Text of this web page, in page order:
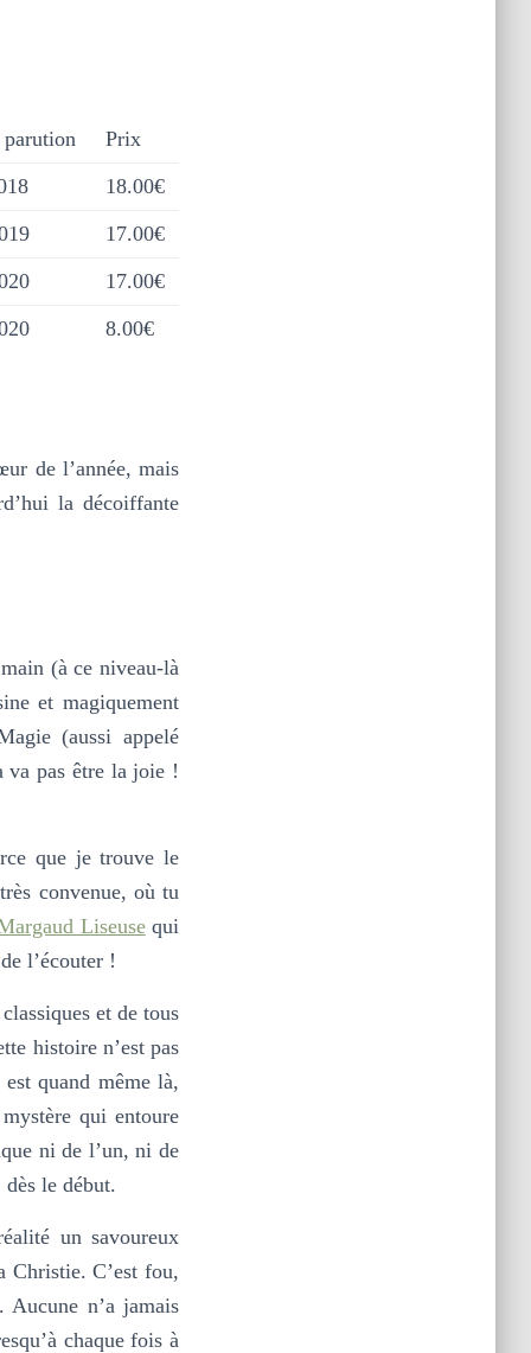
parution
Prix
18.00€
17.00€
17.00€
8.00€
de l’année, mais
la décoiffante
(à ce niveau-là
et magiquement
(aussi appelé
va pas être la joie !
que je trouve le
convenue, où tu
Liseusequi
l’écouter !
et de tous
histoire n’est pas
quand même là,
qui entoure
ni de l’un, ni de
le début.
un savoureux
Christie. C’est fou,
Aucune n’a jamais
chaque fois à